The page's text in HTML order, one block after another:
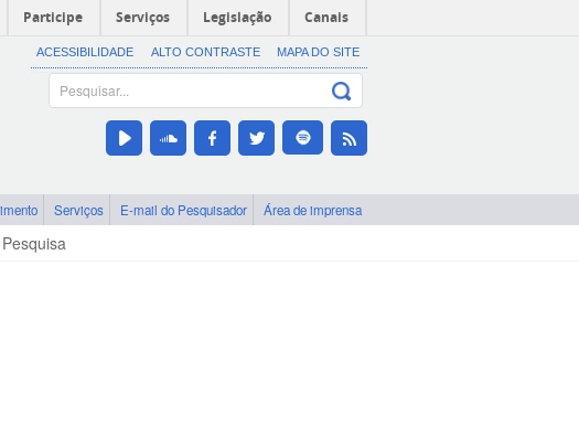
Participe Serviços Legislação Canais
ACESSIBILIDADE ALTO CONTRASTE MAPA DO SITE
Serviços E-mail do Pesquisador Área de imprensa